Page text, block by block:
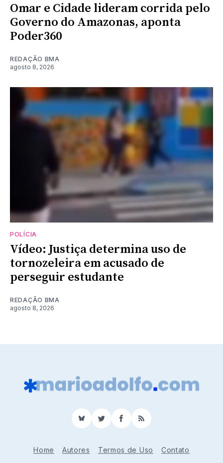
Omar e Cidade lideram corrida pelo
Governo do Amazonas, aponta
Poder360
REDAÇÃO BMA
agosto 8, 2026
POLÍCIA
Vídeo: Justiça determina uso de
tornozeleira em acusado de
perseguir estudante
REDAÇÃO BMA
agosto 8, 2026
BlueSkyTwitterFacebook
RSS
Home Autores Termos de Uso Contato